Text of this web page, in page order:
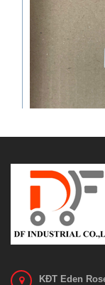
KĐT Eden